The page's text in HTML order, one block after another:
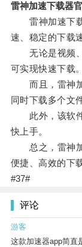
雷神加速下载器
雷神加速下载
速、稳定的下载
无论是视频、
可实现快速下载。
而且，雷神加
同时下载多个文
此外，该软件
快上手。
总之，雷神加
便捷、高效的下
#37#
评论
游客
这款加速器app简直